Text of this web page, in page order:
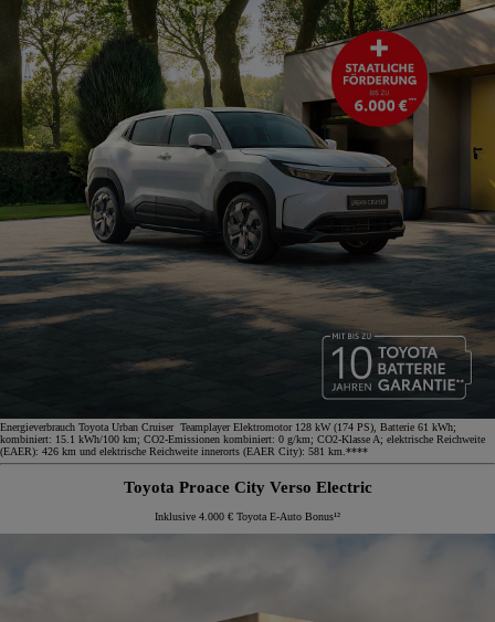
Energieverbrauch Toyota Urban Cruiser Teamplayer Elektromotor 128 kW (174 PS), Batterie 61 kWh;
kombiniert: 15.1 kWh/100 km; CO2-Emissionen kombiniert: 0 g/km; CO2-Klasse A; elektrische Reichweite
(EAER): 426 km und elektrische Reichweite innerorts (EAER City): 581 km.****
Toyota Proace City Verso Electric
Inklusive 4.000 € Toyota E-Auto Bonus¹²